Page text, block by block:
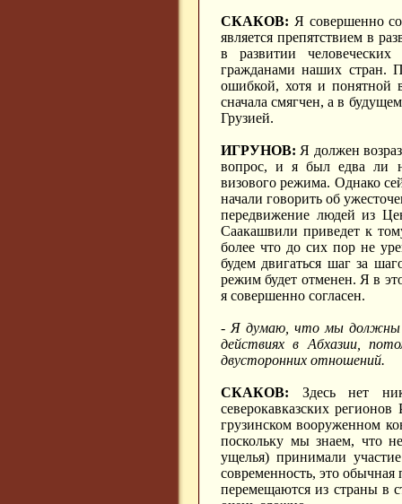
СКАКОВ: Я совершенно
является препятствием в
в развитии
гражданами наших стран.
ошибкой, хотя и понятной
сначала смягчен, а в
Грузией.
ИГРУНОВ: Я должен
вопрос, и я был едва ли
визового режима. Однако
начали говорить об
передвижение людей из
Саакашвили приведет к
более что до сих пор не
будем двигаться шаг за
режим будет отменен. Я в
я совершенно согласен.
- Я думаю, что мы должны
действиях в Абхазии,
двусторонних отношений.
СКАКОВ: Здесь нет
северокавказских
грузинском вооруженном
поскольку мы знаем, что
ущелья) принимали
современность, это
перемещаются из страны в